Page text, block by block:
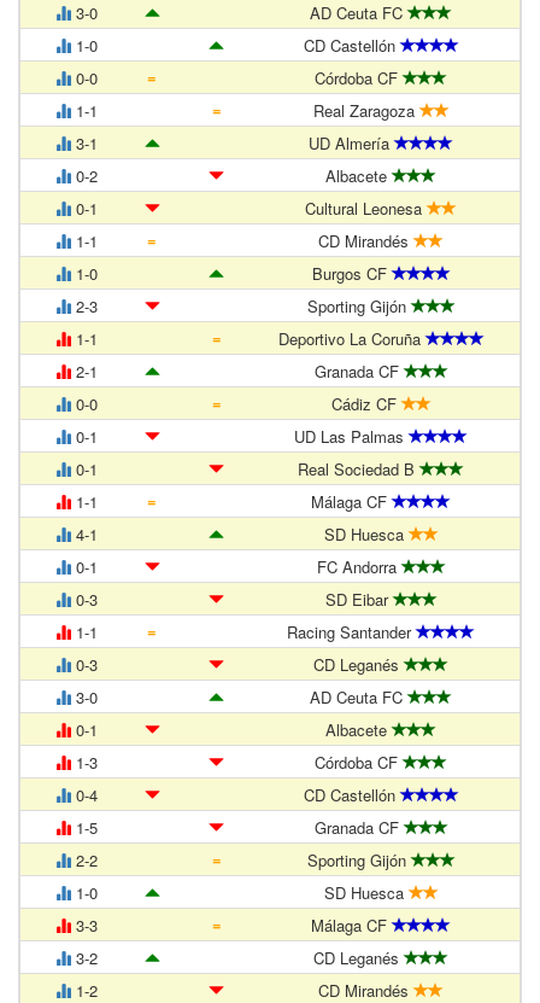
3-0
AD Ceuta FC
1-0
CD Castellón
0-0
=
Córdoba CF
1-1
=
Real Zaragoza
3-1
UD Almería
0-2
Albacete
0-1
Cultural Leonesa
1-1
=
CD Mirandés
1-0
Burgos CF
2-3
Sporting Gijón
1-1
=
Deportivo La Coruña
2-1
Granada CF
0-0
=
Cádiz CF
0-1
UD Las Palmas
0-1
Real Sociedad B
1-1
=
Málaga CF
4-1
SD Huesca
0-1
FC Andorra
0-3
SD Eibar
1-1
=
Racing Santander
0-3
CD Leganés
3-0
AD Ceuta FC
0-1
Albacete
1-3
Córdoba CF
0-4
CD Castellón
1-5
Granada CF
2-2
=
Sporting Gijón
1-0
SD Huesca
3-3
=
Málaga CF
3-2
CD Leganés
1-2
CD Mirandés